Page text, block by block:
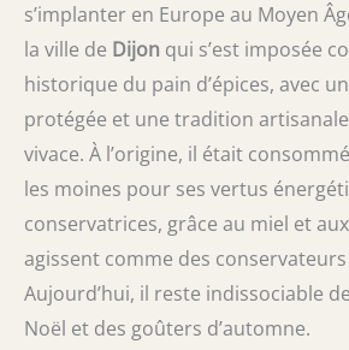
s’implanter en Europe au Moyen
la ville de Dijon qui s’est imposée
historique du pain d’épices, avec
protégée et une tradition
vivace. À l’origine, il était
les moines pour ses vertus
conservatrices, grâce au miel et
agissent comme des
Aujourd’hui, il reste indissociable
Noël et des goûters d’automne.